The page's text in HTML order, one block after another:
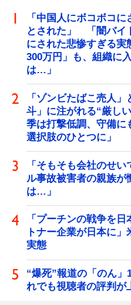
「中国人にボコボコ
とされた」 「闇バイ
にされた悲惨すぎる
300万円」も、組織に
は…」
「ゾンビたばこ売人
斗」に注がれる“厳し
季は打撃低調、守備
選択肢のひとつに」
「そもそも会社のせ
ル事故被害者の親族
は…」
「プーチンの戦争を
トナー企業が日本に
実態
“爆死”報道の「のん
れでも視聴者の評判が